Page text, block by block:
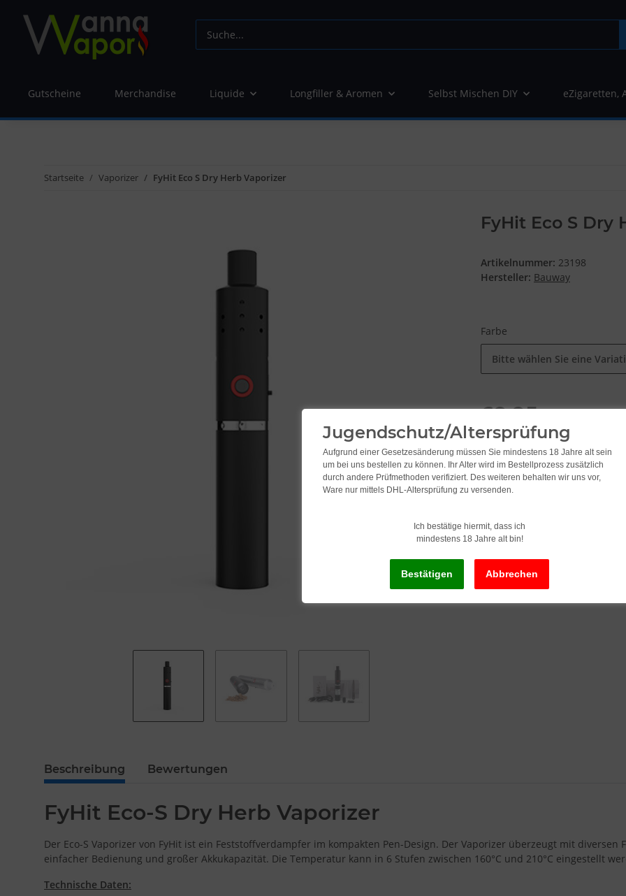
Gutscheine Merchandise Liquide Longfiller & Aromen Selbst Mischen DIY eZigaretten,
Startseite Vaporizer FyHit Eco S Dry Herb Vaporizer
FyHit Eco S Dry
Artikelnummer: 23198
Hersteller: Bauway
Farbe
Bitte wählen Sie eine
69,95
inkl. 19% USt. ,
Lieferstatus: Sofort ab Lager
Beschreibung Bewertungen
FyHit Eco-S Dry Herb Vaporizer
Der Eco-S Vaporizer von FyHit ist ein Feststoffverdampfer im kompakten Pen-Design. Der Vaporizer überzeugt mit
einfacher Bedienung und großer Akkukapazität. Die Temperatur kann in 6 Stufen zwischen 160°C und 210°C eingestellt
Technische Daten:
Jugendschutz/Altersprüfung
Aufgrund einer Gesetzesänderung müssen Sie mindestens 18 Jahre alt sein
um bei uns bestellen zu können. Ihr Alter wird im Bestellprozess zusätzlich
durch andere Prüfmethoden verifiziert. Des weiteren behalten wir uns vor,
Ware nur mittels DHL-Altersprüfung zu versenden.
Ich bestätige hiermit, dass ich
mindestens 18 Jahre alt bin!